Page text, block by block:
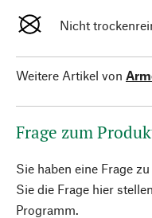
Nicht
Weitere Artikel von
Frage zum
Sie haben eine Frage
Sie die Frage hier
Programm.